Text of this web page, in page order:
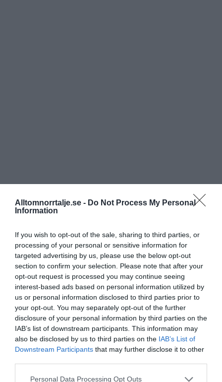
Alltomnorrtalje.se - Do Not Process My Personal
Information
If you wish to opt-out of the sale, sharing to third parties, or
processing of your personal or sensitive information for
targeted advertising by us, please use the below opt-out
section to confirm your selection. Please note that after your
opt-out request is processed you may continue seeing
interest-based ads based on personal information utilized by
us or personal information disclosed to third parties prior to
your opt-out. You may separately opt-out of the further
disclosure of your personal information by third parties on the
IAB’s list of downstream participants. This information may
also be disclosed by us to third parties on the IAB’s List of
Downstream Participants that may further disclose it to other
Personal Data Processing Opt Outs